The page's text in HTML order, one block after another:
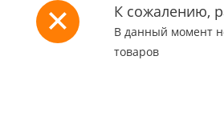
К сожалению,
В данный момент
товаров